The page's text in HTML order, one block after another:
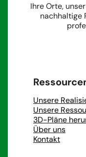
Ihre Orte,
nachhaltige
Unsere
Unsere
3D-Pläne
Über uns
Kontakt